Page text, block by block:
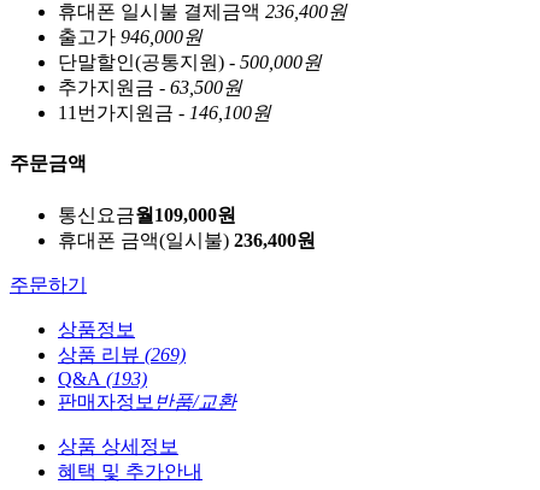
휴대폰 일시불 결제금액 236,400원
출고가 946,000원
단말할인(공통지원) - 500,000원
추가지원금 - 63,500원
11번가지원금 - 146,100원
주문금액
통신요금월 109,000원
휴대폰 금액(일시불) 236,400원
주문하기
상품정보
상품 리뷰 (269)
Q&A (193)
판매자정보 반품/교환
상품 상세정보
혜택 및 추가안내